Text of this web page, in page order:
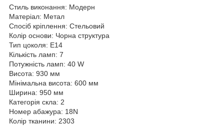
Стиль виконання: Модерн
Матеріал: Метал
Спосіб кріплення: Стельовий
Колір основи: Чорна структура
Тип цоколя: E14
Кількість ламп: 7
Потужність ламп: 40 W
Висота: 930 мм
Мінімальна висота: 600 мм
Ширина: 950 мм
Категорія скла: 2
Номер абажура: 18N
Колір тканини: 2303